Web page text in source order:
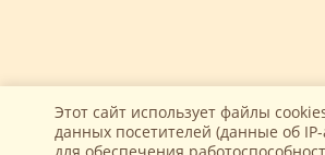
Этот сайт использует файлы
данных посетителей (данные об